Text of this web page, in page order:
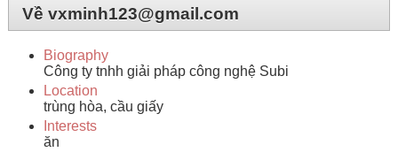
Về vxminh123@gmail.com
Biography
Công ty tnhh giải pháp công nghệ Subi
Location
trùng hòa, cầu giấy
Interests
ăn